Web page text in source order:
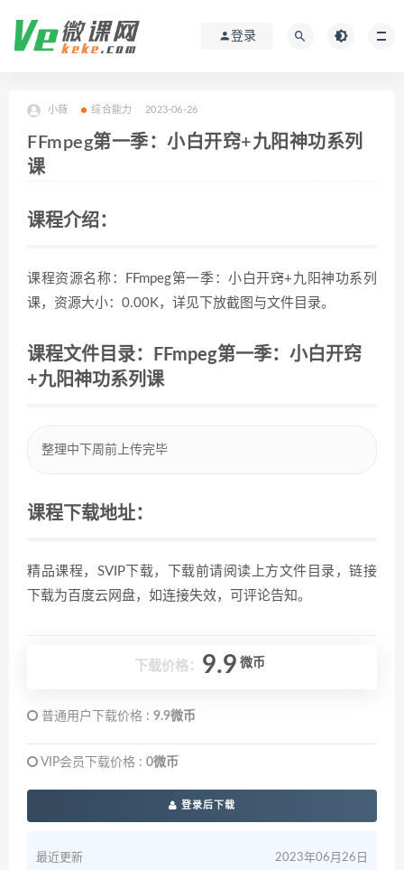
登录
小薇 综合能力 2023-06-26
FFmpeg第一季：小白开窍+九阳神功系列
课
课程介绍：
课程资源名称：FFmpeg第一季：小白开窍+九阳神功系列
课，资源大小：0.00K，详见下放截图与文件目录。
课程文件目录：FFmpeg第一季：小白开窍
+九阳神功系列课
整理中下周前上传完毕
课程下载地址：
精品课程，SVIP下载，下载前请阅读上方文件目录，链接
下载为百度云网盘，如连接失效，可评论告知。
下载价格： 9.9 微币
普通用户下载价格 : 9.9微币
VIP会员下载价格 : 0微币
登录后下载
最近更新 2023年06月26日